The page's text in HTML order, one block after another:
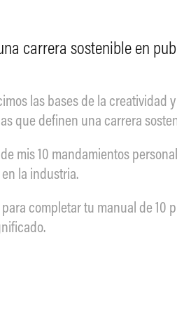
carrera sostenible en
las bases de la creatividad
que definen una carrera
mis 10 mandamientos
la industria.
completar tu manual de 10